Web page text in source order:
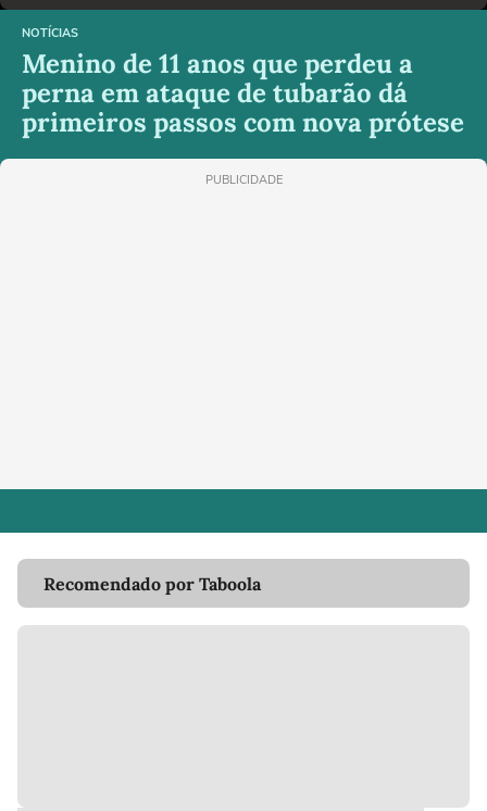
NOTÍCIAS
Menino de 11 anos que perdeu a
perna em ataque de tubarão dá
primeiros passos com nova prótese
PUBLICIDADE
Recomendado por Taboola